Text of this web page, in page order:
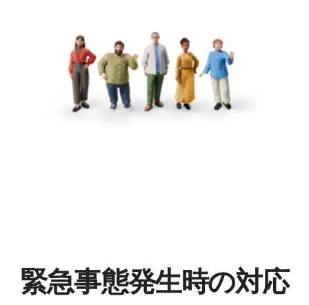
緊急事態発⁠生⁠時⁠の対⁠応